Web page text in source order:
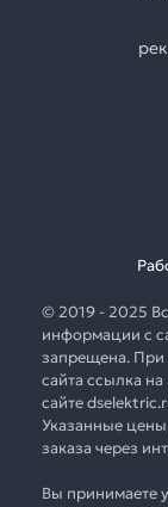
© 2019 - 2025
информации с
запрещена. При
сайта ссылка
сайте
Указанные
заказа через
Вы принимаете